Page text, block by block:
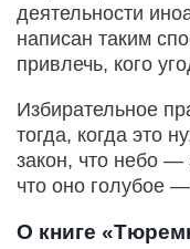
деятельности
написан таким
привлечь, кого
Избирательное
тогда, когда это
закон, что небо —
что оно голубое
О книге